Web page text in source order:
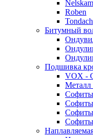
Roben
Tondach
Битумный
Подшивка
VOX -
Софиты